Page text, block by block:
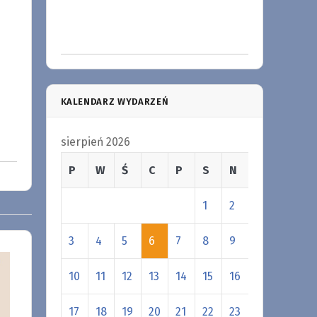
KALENDARZ WYDARZEŃ
sierpień 2026
P W Ś C P S N
1 2
3 4 5 6 7 8 9
10 11 12 13 14 15 16
17 18 19 20 21 22 23